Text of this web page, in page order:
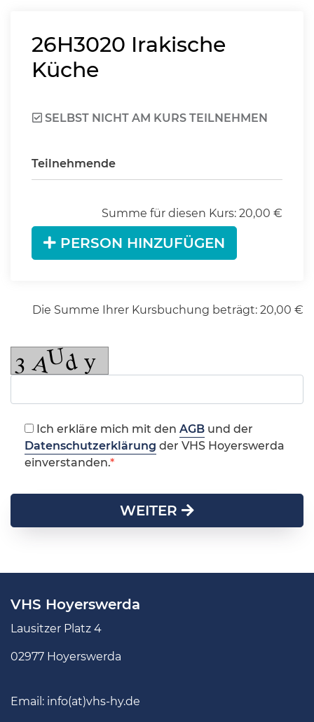
26H3020 Irakische
Küche
SELBST NICHT AM KURS TEILNEHMEN
Teilnehmende
Summe für diesen Kurs: 20,00 €
PERSON HINZUFÜGEN
Die Summe Ihrer Kursbuchung beträgt: 20,00 €
Ich erkläre mich mit den AGB und der
Datenschutzerklärung der VHS Hoyerswerda
einverstanden.
WEITER
VHS Hoyerswerda
Lausitzer Platz 4
02977 Hoyerswerda
Email: info(at)vhs-hy.de